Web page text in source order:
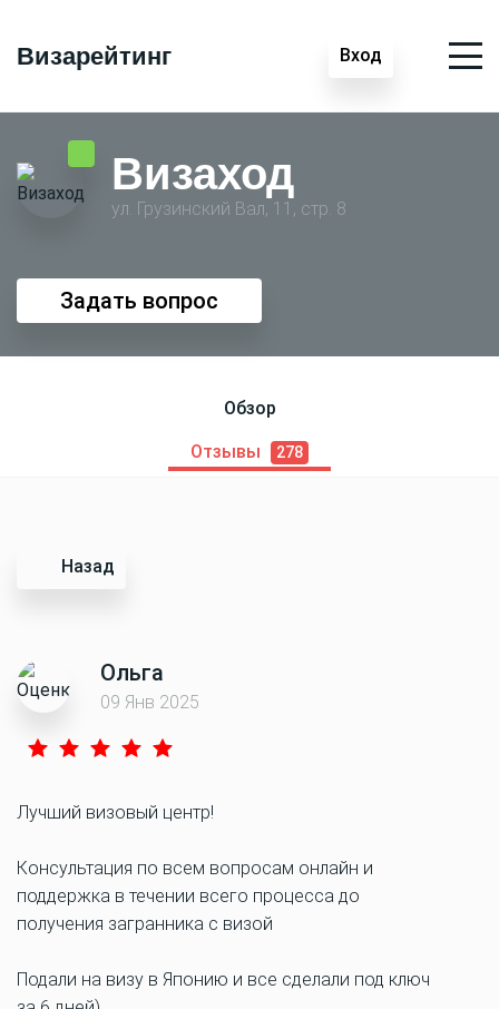
Визарейтинг Вход
Визаход
ул. Грузинский Вал, 11, стр. 8
Задать вопрос
Обзор
Отзывы 278
Назад
Ольга
09 Янв 2025
Лучший визовый центр!
Консультация по всем вопросам онлайн и
поддержка в течении всего процесса до
получения загранника с визой
Подали на визу в Японию и все сделали под ключ